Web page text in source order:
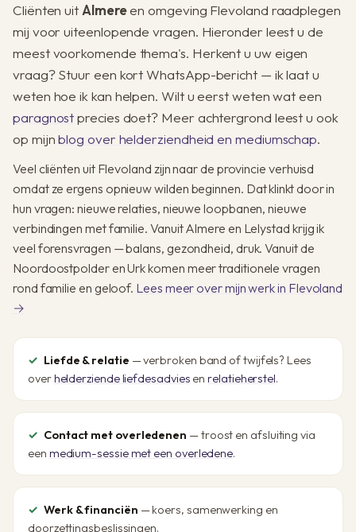
Cliënten uit Almereen omgeving Flevoland raadplegen
mij voor uiteenlopende vragen. Hieronder leest u de
meest voorkomende thema's. Herkent u uw eigen
vraag? Stuur een kort WhatsApp-bericht — ik laat u
weten hoe ik kan helpen. Wilt u eerst weten wat een
paragnostprecies doet? Meer achtergrond leest u ook
op mijnblog over helderziendheid en mediumschap.
Veel cliënten uit Flevoland zijn naar de provincie verhuisd
omdat ze ergens opnieuw wilden beginnen. Dat klinkt door in
hun vragen: nieuwe relaties, nieuwe loopbanen, nieuwe
verbindingen met familie. Vanuit Almere en Lelystad krijg ik
veel forensvragen — balans, gezondheid, druk. Vanuit de
Noordoostpolder en Urk komen meer traditionele vragen
rond familie en geloof. Lees meer over mijn werk in Flevoland
→
Liefde & relatie — verbroken band of twijfels? Lees
overhelderziende liefdesadvies enrelatieherstel.
Contact met overledenen — troost en afsluiting via
een medium-sessie met een overledene.
Werk & financiën — koers, samenwerking en
doorzettingsbeslissingen.